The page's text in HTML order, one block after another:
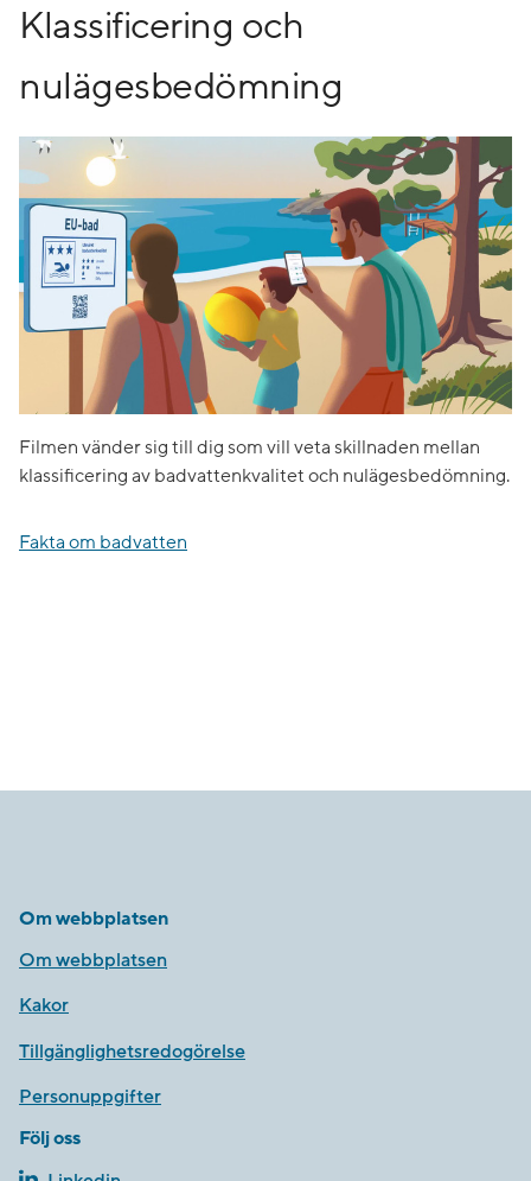
Klassificering och
nulägesbedömning
Filmen vänder sig till dig som vill veta skillnaden mellan
klassificering av badvattenkvalitet och nulägesbedömning.
Fakta om badvatten
Om webbplatsen
Om webbplatsen
Kakor
Tillgänglighetsredogörelse
Personuppgifter
Följ oss